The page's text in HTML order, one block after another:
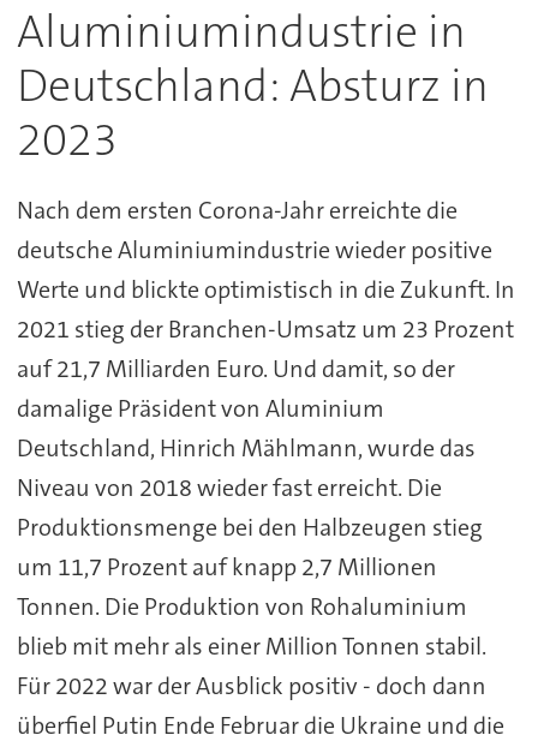
Aluminiumindustrie in
Deutschland: Absturz in
2023
Nach dem ersten Corona-Jahr erreichte die
deutsche Aluminiumindustrie wieder positive
Werte und blickte optimistisch in die Zukunft. In
2021 stieg der Branchen-Umsatz um 23 Prozent
auf 21,7 Milliarden Euro. Und damit, so der
damalige Präsident von Aluminium
Deutschland, Hinrich Mählmann, wurde das
Niveau von 2018 wieder fast erreicht. Die
Produktionsmenge bei den Halbzeugen stieg
um 11,7 Prozent auf knapp 2,7 Millionen
Tonnen. Die Produktion von Rohaluminium
blieb mit mehr als einer Million Tonnen stabil.
Für 2022 war der Ausblick positiv - doch dann
überfiel Putin Ende Februar die Ukraine und die